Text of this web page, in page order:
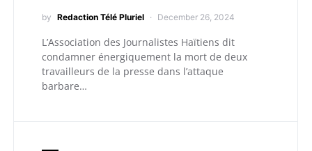
by Redaction Télé Pluriel December 26, 2024
L’Association des Journalistes Haïtiens dit
condamner énergiquement la mort de deux
travailleurs de la presse dans l’attaque
barbare…